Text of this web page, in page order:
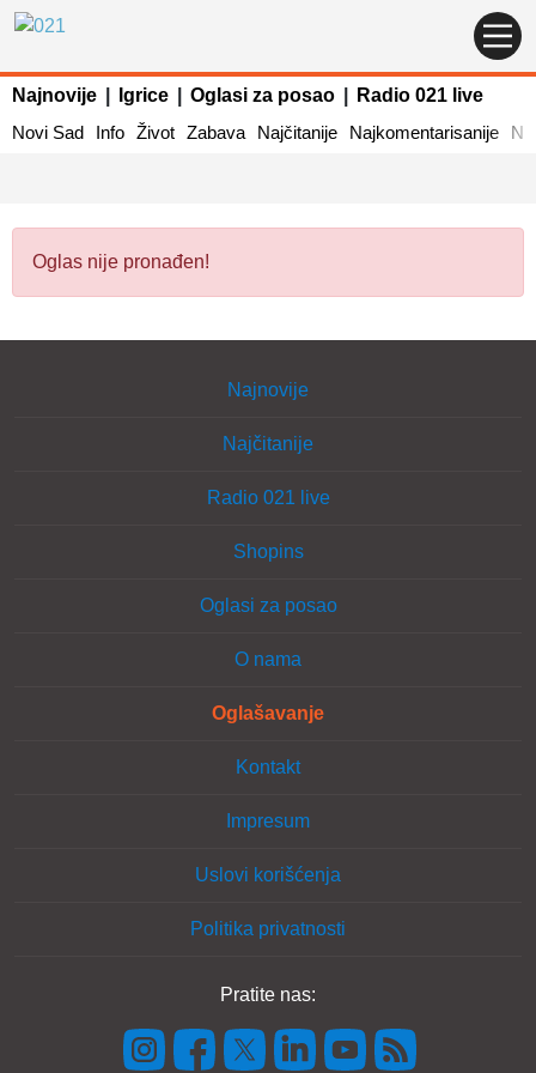
Najnovije Igrice Oglasi za posao
Radio 021 live
Novi Sad
Info Život Zabava Najčitanije Najkomentarisanije
Oglas nije pronađen!
Najnovije
Najčitanije
Radio 021 live
Shopins
Oglasi za posao
O nama
Oglašavanje
Kontakt
Impresum
Uslovi korišćenja
Politika privatnosti
Pratite nas: